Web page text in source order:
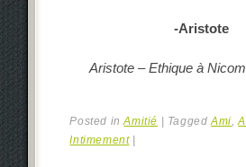
-Aristote
Aristote– Ethique à
Posted inAmitié TaggedAmi,
Intimement